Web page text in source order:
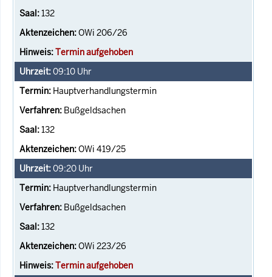
132
OWi 206/26
Termin aufgehoben
09:10 Uhr
Hauptverhandlungstermin
Bußgeldsachen
132
OWi 419/25
09:20 Uhr
Hauptverhandlungstermin
Bußgeldsachen
132
OWi 223/26
Termin aufgehoben